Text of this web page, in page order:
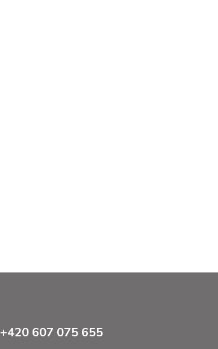
+420 607 075 655